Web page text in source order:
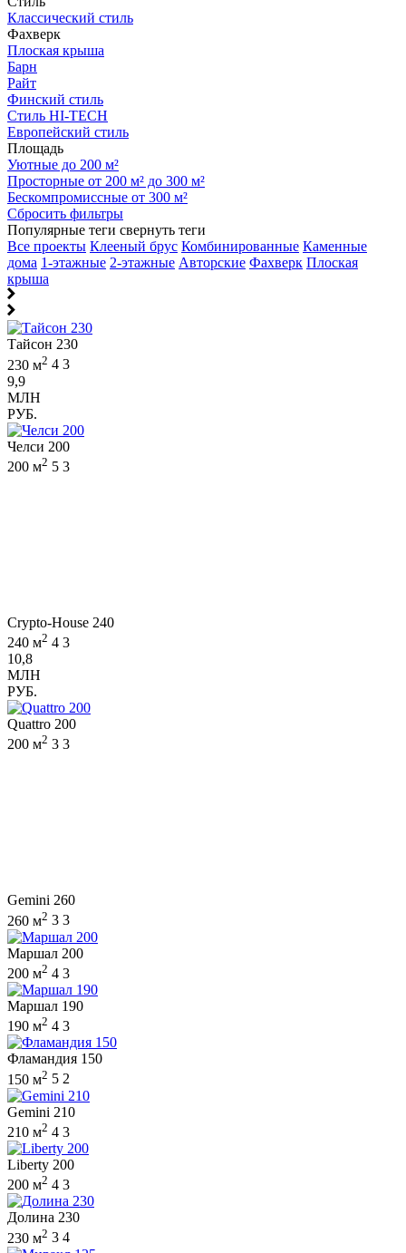
Классический стиль
Фахверк
Плоская крыша
Барн
Райт
Финский стиль
Стиль HI-TECH
Европейский стиль
Площадь
Уютные до 200 м²
Просторные от 200 м² до 300 м²
Бескомпромиссные от 300 м²
Сбросить фильтры
Популярные теги свернуть теги
Все проекты Клееный брус Комбинированные Каменные
дома 1-этажные 2-этажные Авторские Фахверк Плоская
крыша
Тайсон 230
230 м2 4 3
9,9
МЛН
РУБ.
Челси 200
200 м2 5 3
Crypto-House 240
240 м2 4 3
10,8
МЛН
РУБ.
Quattro 200
200 м2 3 3
Gemini 260
260 м2 3 3
Маршал 200
200 м2 4 3
Маршал 190
190 м2 4 3
Фламандия 150
150 м2 5 2
Gemini 210
210 м2 4 3
Liberty 200
200 м2 4 3
Долина 230
230 м2 3 4